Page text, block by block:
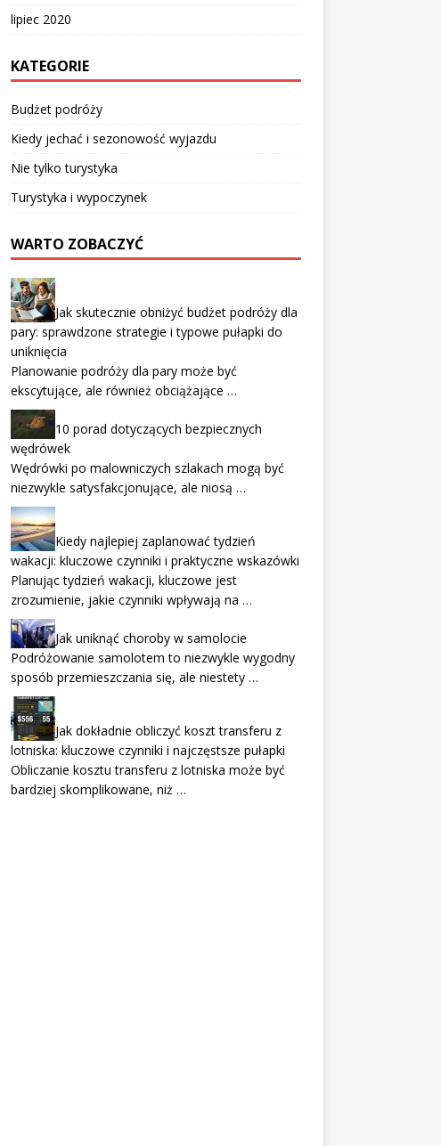
lipiec 2020
KATEGORIE
Budżet podróży
Kiedy jechać i sezonowość wyjazdu
Nie tylko turystyka
Turystyka i wypoczynek
WARTO ZOBACZYĆ
Jak skutecznie obniżyć budżet podróży dla
pary: sprawdzone strategie i typowe pułapki do
uniknięcia
Planowanie podróży dla pary może być
ekscytujące, ale również obciążające …
10 porad dotyczących bezpiecznych
wędrówek
Wędrówki po malowniczych szlakach mogą być
niezwykle satysfakcjonujące, ale niosą …
Kiedy najlepiej zaplanować tydzień
wakacji: kluczowe czynniki i praktyczne wskazówki
Planując tydzień wakacji, kluczowe jest
zrozumienie, jakie czynniki wpływają na …
Jak uniknąć choroby w samolocie
Podróżowanie samolotem to niezwykle wygodny
sposób przemieszczania się, ale niestety …
Jak dokładnie obliczyć koszt transferu z
lotniska: kluczowe czynniki i najczęstsze pułapki
Obliczanie kosztu transferu z lotniska może być
bardziej skomplikowane, niż …